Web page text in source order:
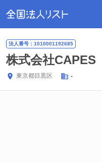
法人番号：1010001192685
株式会社CAPES
東京都目黒区 -